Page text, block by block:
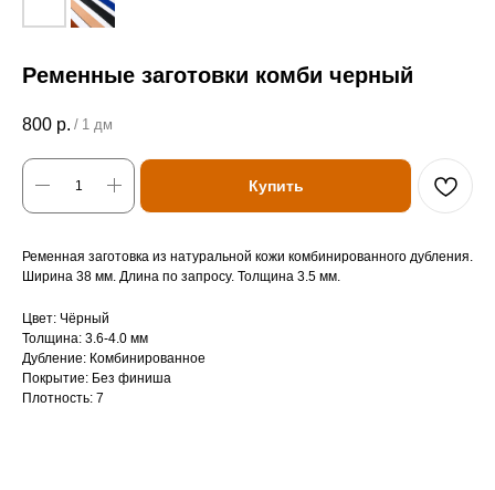
Ременные заготовки комби черный
800 р. / 1 дм
Купить
Ременная заготовка из натуральной кожи комбинированного дубления.
Ширина 38 мм. Длина по запросу. Толщина 3.5 мм.
Цвет: Чёрный
Толщина: 3.6-4.0 мм
Дубление: Комбинированное
Покрытие: Без финиша
Плотность: 7